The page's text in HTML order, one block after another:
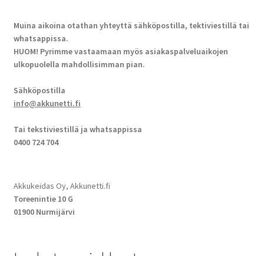
Muina aikoina otathan yhteyttä sähköpostilla, tektiviestillä tai
whatsappissa.
HUOM! Pyrimme vastaamaan myös asiakaspalveluaikojen
ulkopuolella mahdollisimman pian.
Sähköpostilla
info@akkunetti.fi
Tai tekstiviestillä ja whatsappissa
0400 724 704
Akkukeidas Oy, Akkunetti.fi
Toreenintie 10 G
01900 Nurmijärvi